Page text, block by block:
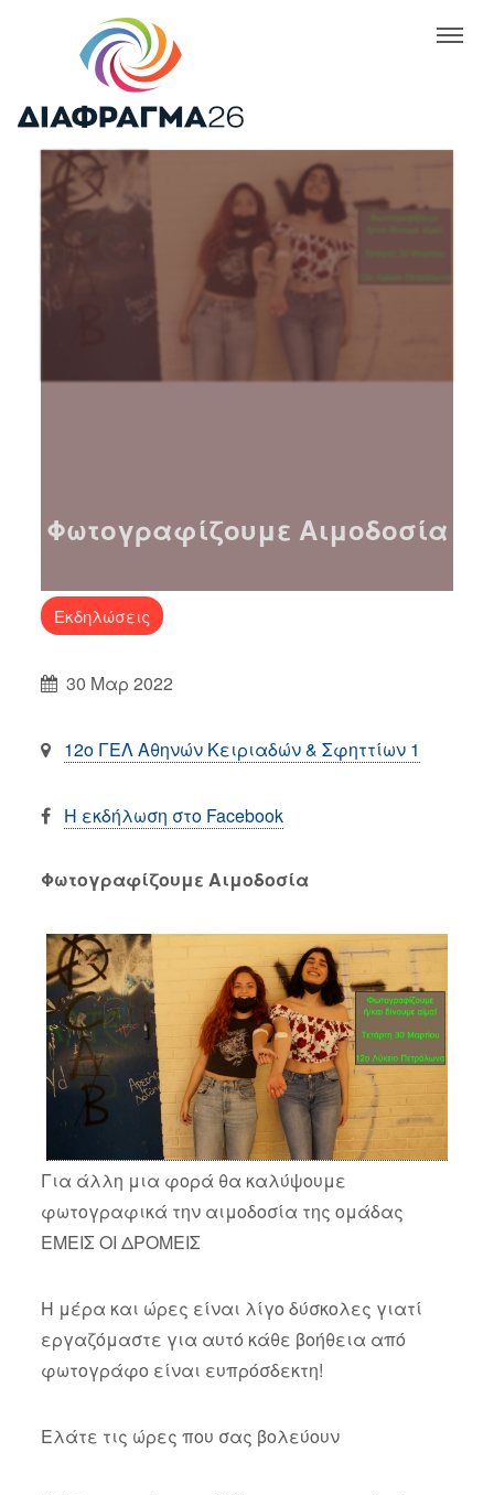
Φωτογραφίζουμε Αιμοδοσία
Εκδηλώσεις
30 Μαρ 2022
12ο ΓΕΛ Αθηνών Κειριαδών & Σφηττίων 1
Η εκδήλωση στο Facebook
Φωτογραφίζουμε Αιμοδοσία
Για άλλη μια φορά θα καλύψουμε
φωτογραφικά την αιμοδοσία της ομάδας
ΕΜΕΙΣ ΟΙ ΔΡΟΜΕΙΣ
Η μέρα και ώρες είναι λίγο δύσκολες γιατί
εργαζόμαστε για αυτό κάθε βοήθεια από
φωτογράφο είναι ευπρόσδεκτη!
Ελάτε τις ώρες που σας βολεύουν